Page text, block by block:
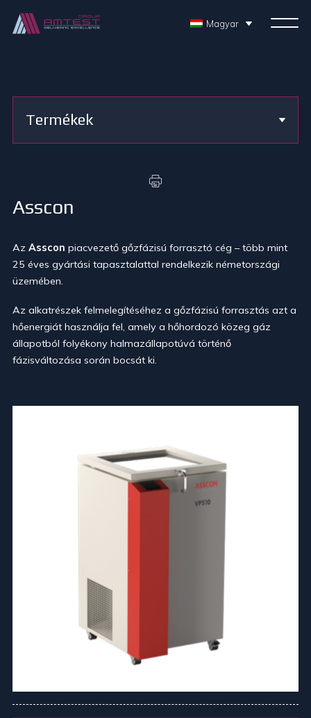
Magyar
Termékek
Asscon
Az Asscon piacvezető gőzfázisú forrasztó cég – több mint
25 éves gyártási tapasztalattal rendelkezik németországi
üzemében.
Az alkatrészek felmelegítéséhez a gőzfázisú forrasztás azt a
hőenergiát használja fel, amely a hőhordozó közeg gáz
állapotból folyékony halmazállapotúvá történő
fázisváltozása során bocsát ki.